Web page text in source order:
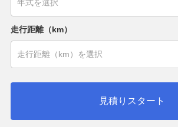
走行距離（km）
見積りスタート